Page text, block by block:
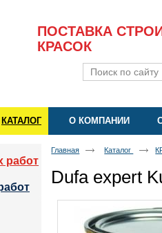
ПОСТАВКА
КРАСОК
КАТАЛОГ О КОМПАНИИ
работ
Главная Каталог
Dufa expert